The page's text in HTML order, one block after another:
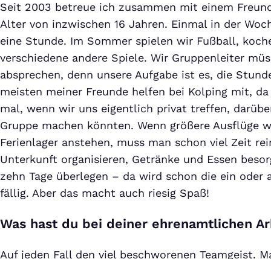
Seit 2003 betreue ich zusammen mit einem
Alter von inzwischen 16 Jahren. Einmal in der
eine Stunde. Im Sommer spielen wir Fußball,
verschiedene andere Spiele. Wir Gruppenleiter
absprechen, denn unsere Aufgabe ist es, die
meisten meiner Freunde helfen bei Kolping mit,
mal, wenn wir uns eigentlich privat treffen,
Gruppe machen könnten. Wenn größere Ausflüge
Ferienlager anstehen, muss man schon viel Zeit
Unterkunft organisieren, Getränke und Essen
zehn Tage überlegen – da wird schon die ein oder
fällig. Aber das macht auch riesig Spaß!
Was hast du bei deiner ehrenamtlichen
Auf jeden Fall den viel beschworenen Teamgeist.